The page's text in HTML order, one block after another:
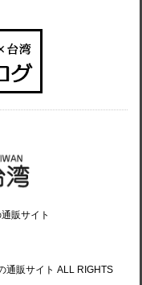
販サイト
通販サイト ALL RIGHTS